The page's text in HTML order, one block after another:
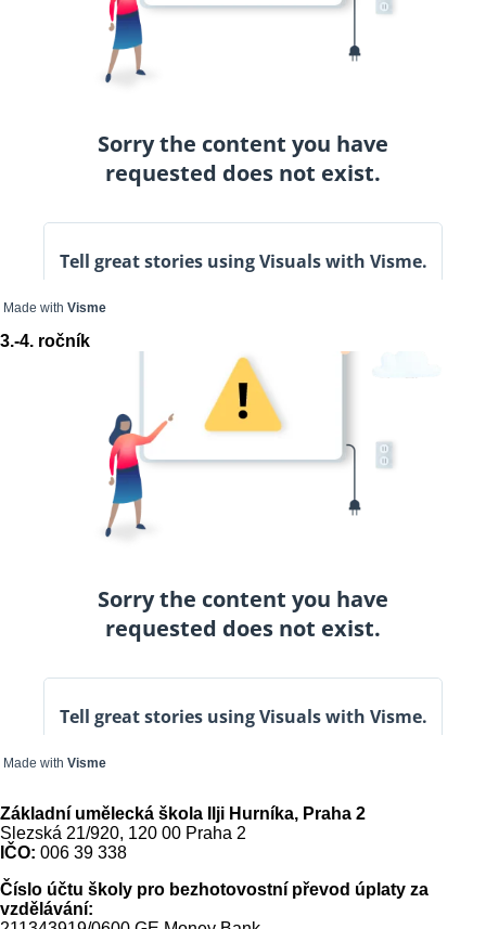
Made with Visme
3.-4. ročník
Made with Visme
Základní umělecká škola Ilji Hurníka, Praha 2
Slezská 21/920, 120 00 Praha 2
IČO: 006 39 338
Číslo účtu školy pro bezhotovostní převod úplaty za
vzdělávání: